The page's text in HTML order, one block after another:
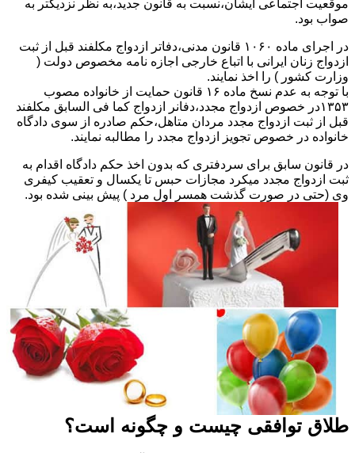
موقعیت اجتماعی ایشان،نسبت به قانون جدید،به نظر نزدیکتر به
صواب بود.
در اجرای ماده ۱۰۶۰ قانون مدنی،دفاتر ازدواج مکلفند قبل از ثبت
ازدواج زنان ایرانی با اتباع خارجی اجازه نامه مخصوص دولت (
وزارت کشور ) را اخذ نمایند.
با توجه به عدم نسخ ماده ۱۶ قانون حمایت از خانواده مصوب
۱۳۵۳در خصوص ازدواج مجدد،دفانر ازدواج کما فی السابق مکلفند
قبل از ثبت ازدواج مجدد مردان متاهل،حکم صادره از سوی دادگاه
خانواده در خصوص تجویز ازدواج مجدد را مطالبه نمایند.
در قانون سابق برای سردفتری که بدون اخذ حکم دادگاه اقدام به
ثبت ازدواج مجدد میکرد مجازات حبس تا یکسال و تعقیب کیفری
وی (حتی در صورت گذشت همسر اول مرد ) پیش بینی شده بود.
طلاق توافقی چیست و چگونه است؟